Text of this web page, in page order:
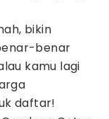
bikin
benar
kamu lagi
daftar!